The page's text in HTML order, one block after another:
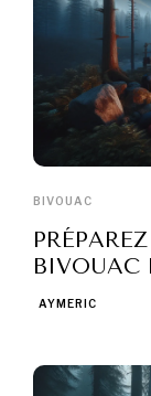
BIVOUAC
BIVOUAC
AYMERIC